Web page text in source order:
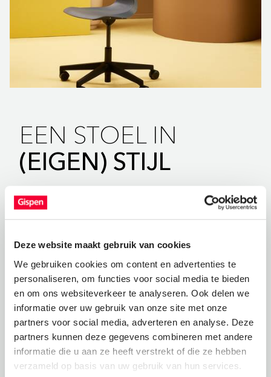
Deze website maakt gebruik van cookies
We gebruiken cookies om content en advertenties te
personaliseren, om functies voor social media te bieden
en om ons websiteverkeer te analyseren. Ook delen we
informatie over uw gebruik van onze site met onze
partners voor social media, adverteren en analyse. Deze
partners kunnen deze gegevens combineren met andere
informatie die u aan ze heeft verstrekt of die ze hebben
verzameld op basis van uw gebruik van hun services.
EEN STOEL IN
(EIGEN) STIJL
Omdat het oog ook wat wil, kun je rekenen op stijlvol
school hetzelfde is, valt er wat te kiezen bij de Gispen
WIZZ. Zo bieden we je diverse soorten frames, een
uitgebreid assortiment framekleuren en zes
zitschaalkleuren. Mix en match frame en zitschaal. En
creëer je stoel naar wens.